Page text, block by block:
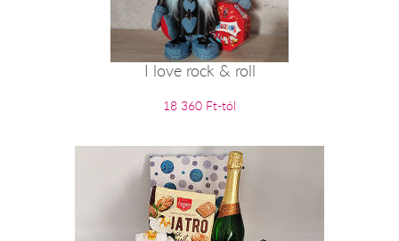
I love rock & roll
18 360 Ft-tól